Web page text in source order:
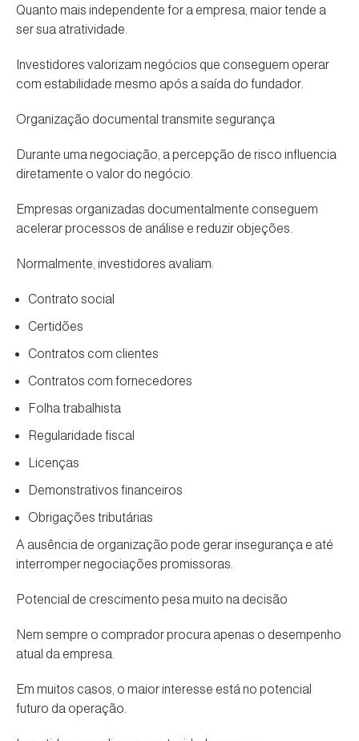
Quanto mais independente for a empresa, maior tende a
ser sua atratividade.
Investidores valorizam negócios que conseguem operar
com estabilidade mesmo após a saída do fundador.
Organização documental transmite segurança
Durante uma negociação, a percepção de risco influencia
diretamente o valor do negócio.
Empresas organizadas documentalmente conseguem
acelerar processos de análise e reduzir objeções.
Normalmente, investidores avaliam:
Contrato social
Certidões
Contratos com clientes
Contratos com fornecedores
Folha trabalhista
Regularidade fiscal
Licenças
Demonstrativos financeiros
Obrigações tributárias
A ausência de organização pode gerar insegurança e até
interromper negociações promissoras.
Potencial de crescimento pesa muito na decisão
Nem sempre o comprador procura apenas o desempenho
atual da empresa.
Em muitos casos, o maior interesse está no potencial
futuro da operação.